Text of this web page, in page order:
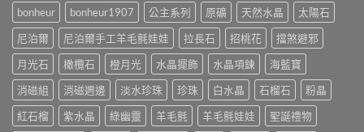
bonheur bonheur1907 公主系列 原礦 天然水晶
太陽石
尼泊爾
尼泊爾手工羊毛氈娃娃 拉長石 招桃花
擋煞避邪
月光石
橄欖石 橙月光 水晶擺飾 水晶項鍊
海藍寶
消磁組
消磁週邊 淡水珍珠 珍珠 白水晶 石榴石
粉晶
紅石榴
紫水晶 綠幽靈 羊毛氈 羊毛氈娃娃 聖誕禮物